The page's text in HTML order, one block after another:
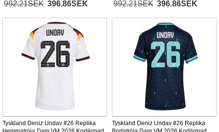
992.21SEK 396.86SEK 992.21SEK 396.86SEK
Tyskland Deniz Undav #26 Replika
Tyskland Deniz Undav #26 Replika